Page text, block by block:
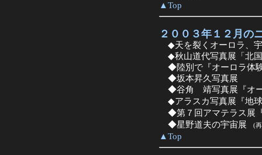
▲Top
２００３年１２月の
◆天を裂くオーロラ、
◆秋山道代写真展「北
◆陸別で『オーロラ体
◆坂本昇久写真展
◆谷角 靖写真展『オ
◆アラスカ写真展『地
◆第７回アマテラス
◆星野道夫の宇宙展 (再
▲Top